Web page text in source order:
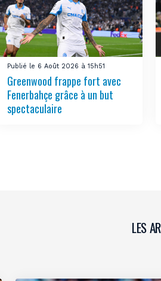
Publié le 6 Août 2026 à 15h51
Greenwood frappe fort avec
Fenerbahçe grâce à un but
spectaculaire
LES